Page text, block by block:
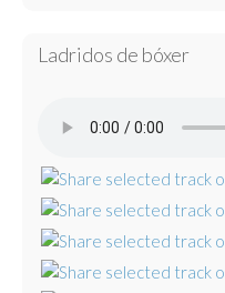
Ladridos de bóxer